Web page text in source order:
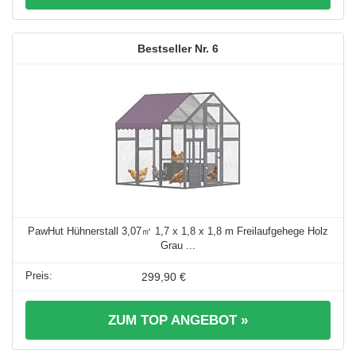
6
PawHut Hühnerstall 3,07㎡ 1,7 x 1,8 x 1,8 m Freilaufgehege Holz
Grau ...
299,90 €
ZUM TOP ANGEBOT »